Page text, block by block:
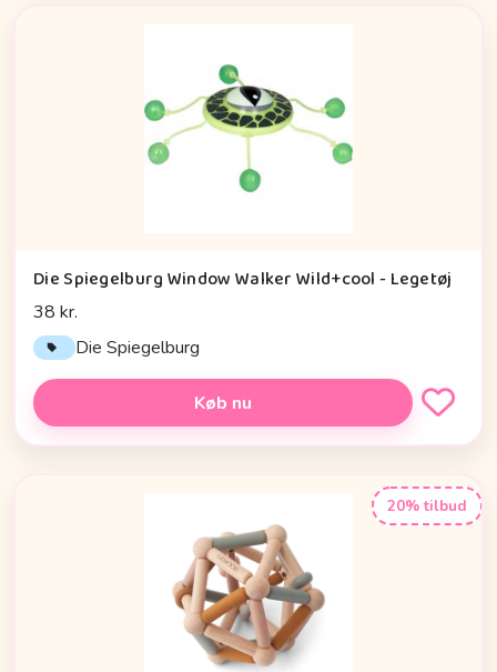
Die Spiegelburg Window Walker Wild+cool - Legetøj
38 kr.
Die Spiegelburg
Køb nu
20% tilbud